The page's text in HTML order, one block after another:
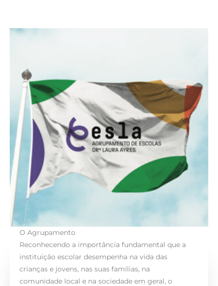
O Agrupamento
Reconhecendo a importância fundamental que a
instituição escolar desempenha na vida das
crianças e jovens, nas suas famílias, na
comunidade local e na sociedade em geral, o